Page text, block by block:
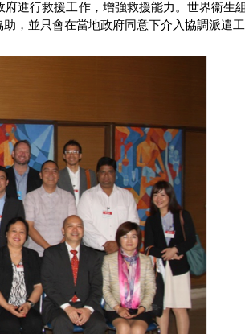
進行救援工作，增強救援能力。世界衞生
，並只會在當地政府同意下介入協調派遣工